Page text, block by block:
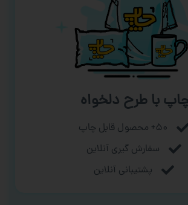
با طرح دلخواه
۵۰+ محصول قابل چاپ
سفارش گیری آنلاین
پشتیبانی آنلاین